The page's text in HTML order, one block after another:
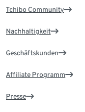
Tchibo Community
Nachhaltigkeit
Geschäftskunden
Affiliate Programm
Presse